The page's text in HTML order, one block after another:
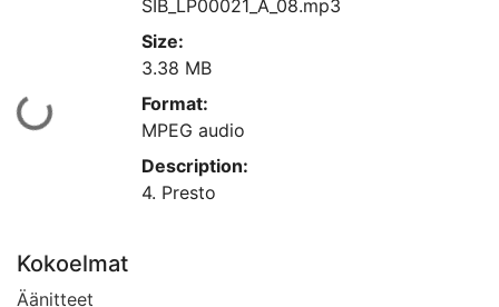
Ladataan...
SIB_LP00021_A_08.mp3
Size:
3.38 MB
Format:
MPEG audio
Description:
4. Presto
Kokoelmat
Äänitteet